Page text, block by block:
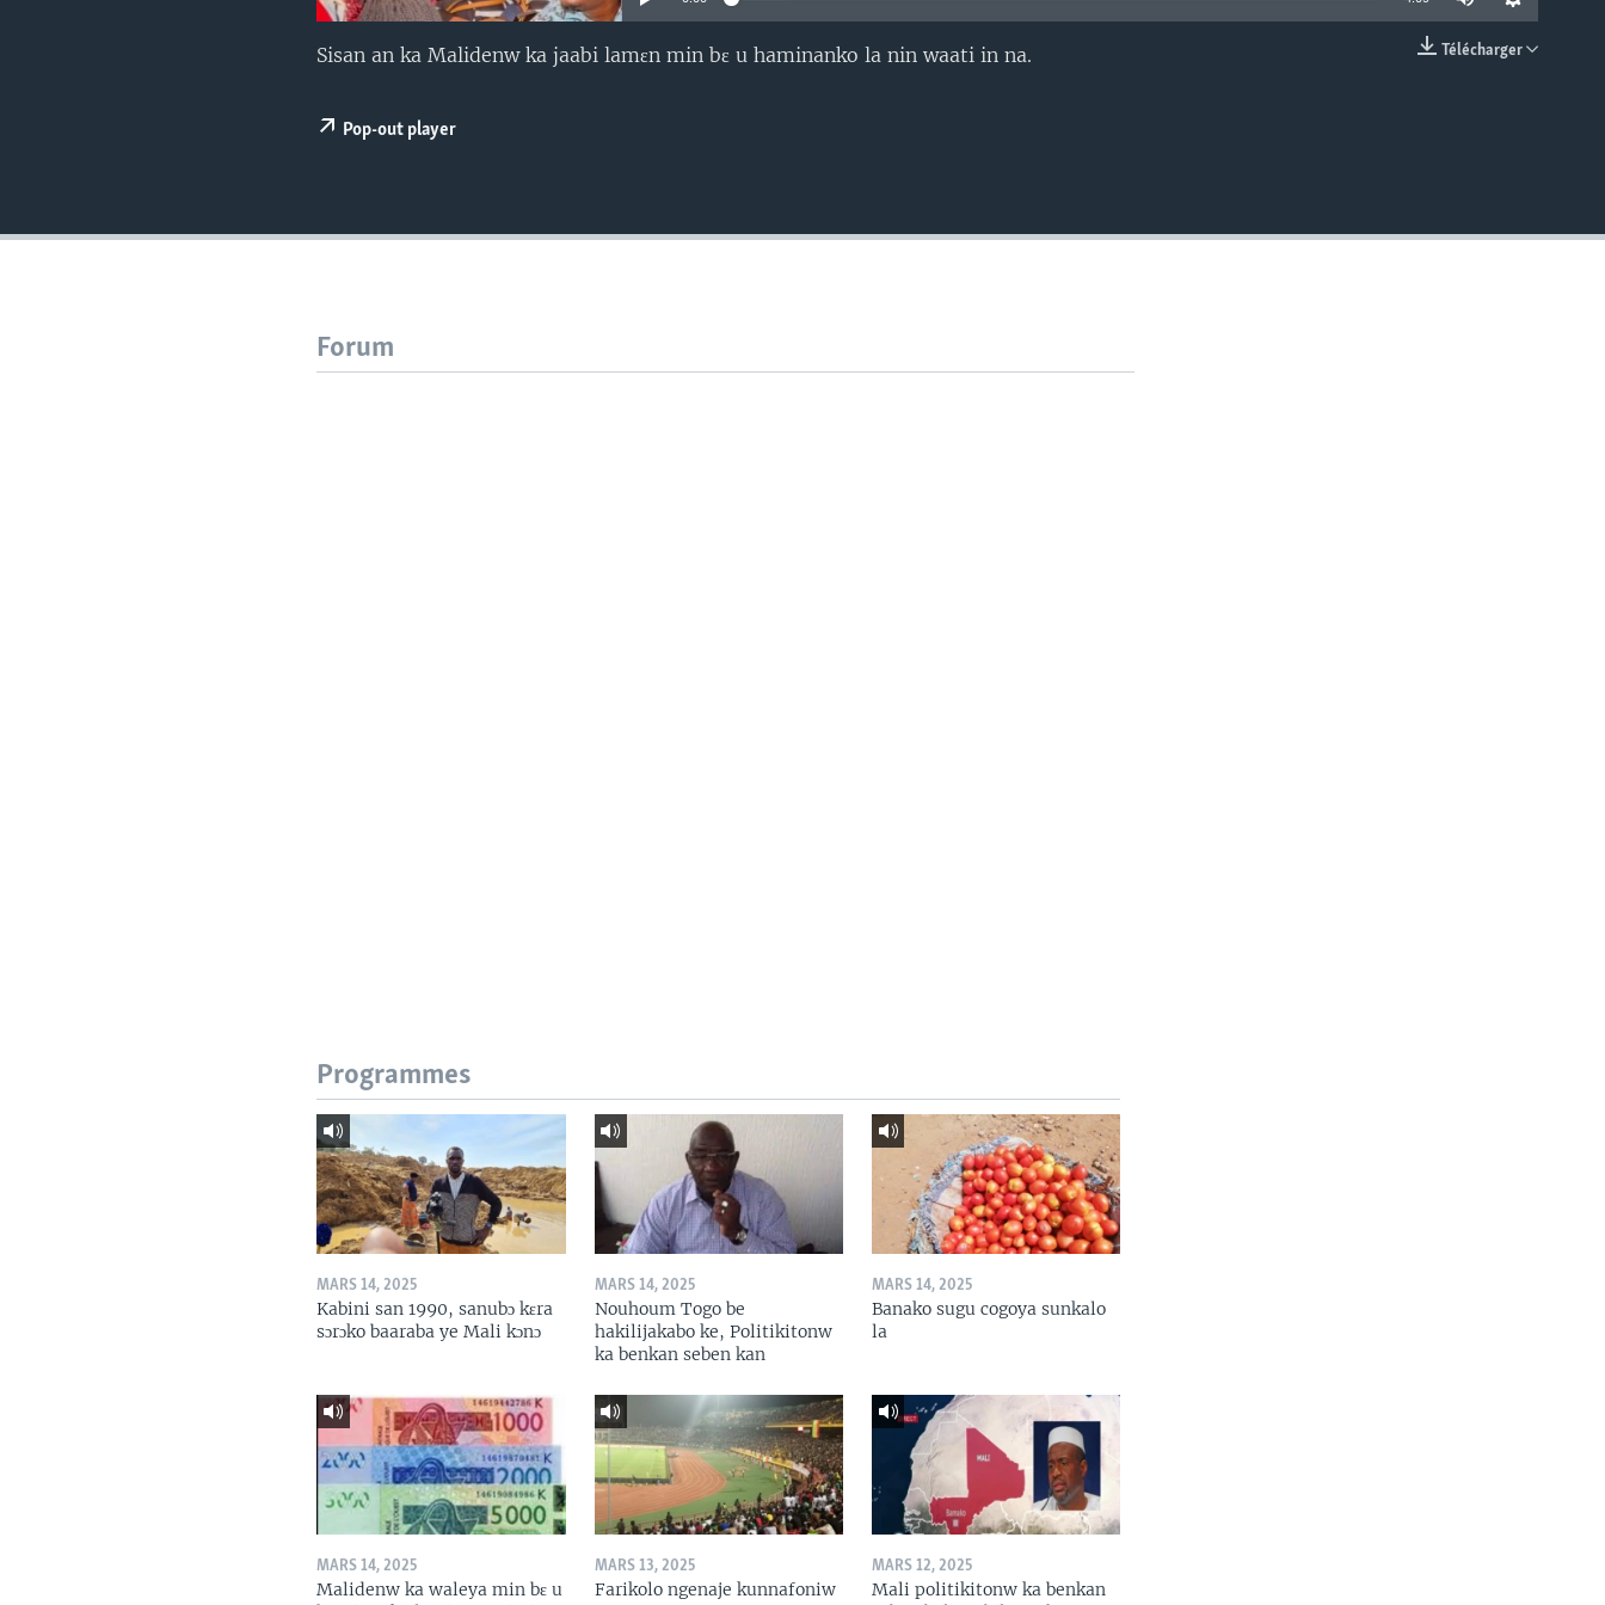
Télécharger
Sisan an ka Malidenw ka jaabi lamɛn min bɛ u haminanko la nin waati in na.
Pop-out player
Forum
Programmes
MARS 14, 2025
Kabini san 1990, sanubɔ kɛra
sɔrɔko baaraba ye Mali kɔnɔ
MARS 14, 2025
Nouhoum Togo be
hakilijakabo ke, Politikitonw
ka benkan seben kan
MARS 14, 2025
Banako sugu cogoya sunkalo
la
MARS 14, 2025
Malidenw ka waleya min bɛ u
MARS 13, 2025
Farikolo ngenaje kunnafoniw
MARS 12, 2025
Mali politikitonw ka benkan